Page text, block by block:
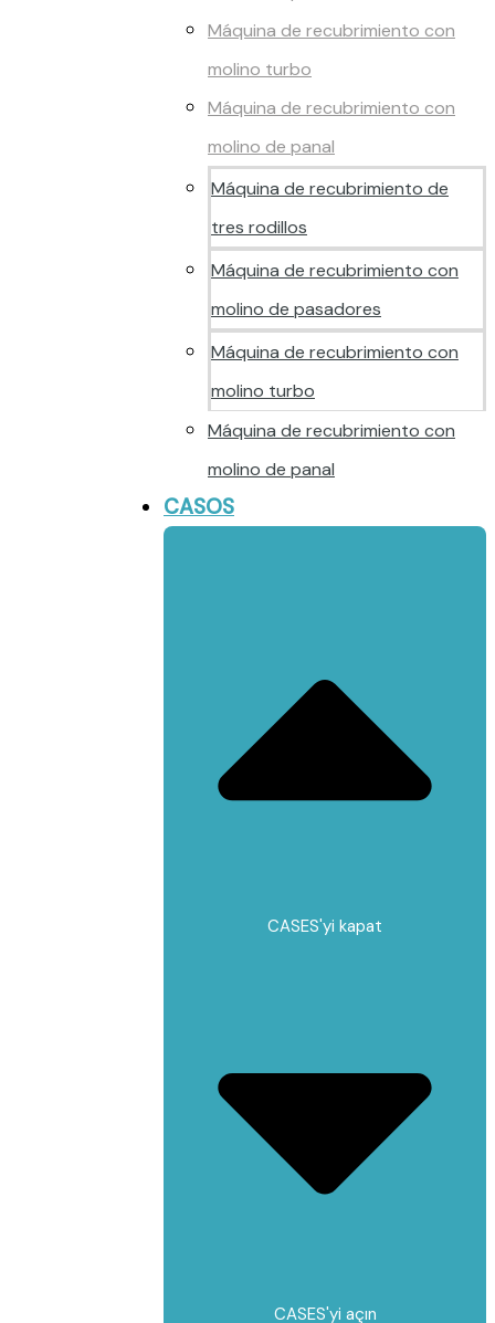
Máquina de recubrimiento con
molino turbo
Máquina de recubrimiento con
molino de panal
Máquina de recubrimiento de
tres rodillos
Máquina de recubrimiento con
molino de pasadores
Máquina de recubrimiento con
molino turbo
Máquina de recubrimiento con
molino de panal
CASOS
CASES'yi kapat
CASES'yi açın